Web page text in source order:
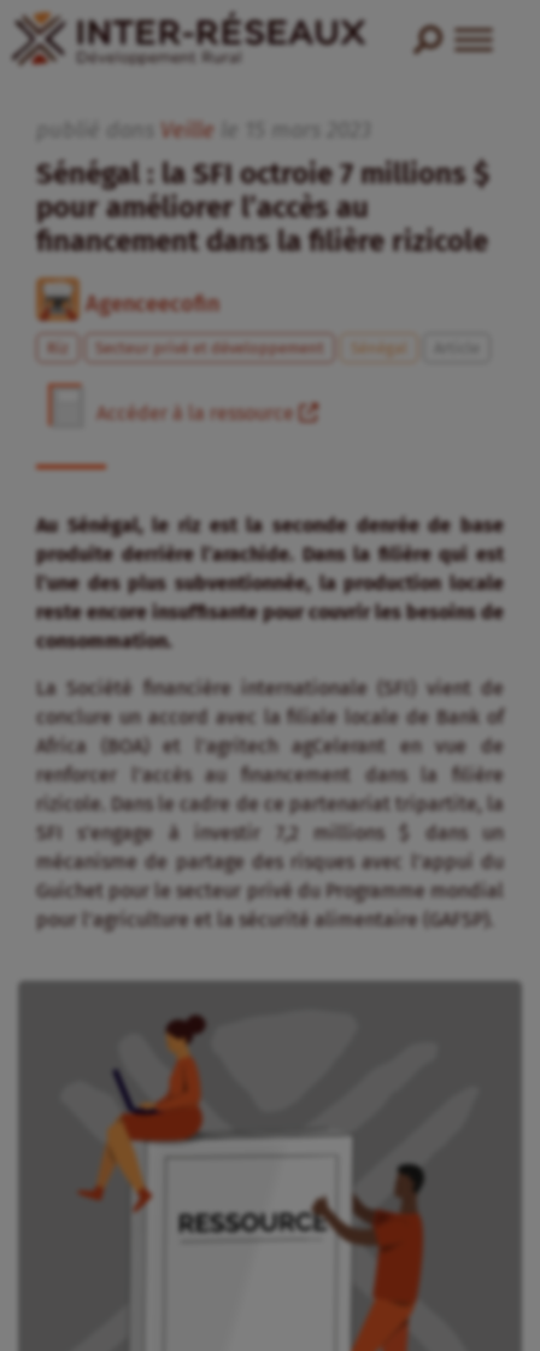
Veille
Sénégal : la SFI octroie 7 millions $
pour améliorer l’accès au
financement dans la filière rizicole
Agenceecofin
Secteur privé et développement Sénégal
Accéder à la ressource
Au Sénégal, le riz est la seconde denrée de base
produite derrière l’arachide. Dans la filière qui est
l’une des plus subventionnée, la production locale
reste encore insuffisante pour couvrir les besoins de
consommation.
La Société financière internationale (SFI) vient de
conclure un accord avec la filiale locale de Bank of
Africa (BOA) et l’agritech agCelerant en vue de
renforcer l’accès au financement dans la filière
rizicole. Dans le cadre de ce partenariat tripartite, la
SFI s’engage à investir 7,2 millions $ dans un
mécanisme de partage des risques avec l’appui du
Guichet pour le secteur privé du Programme mondial
pour l’agriculture et la sécurité alimentaire (GAFSP).